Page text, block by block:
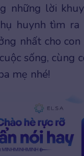
những lời
huynh tìm
nhất cho
sống, cùng
mẹ nhé!